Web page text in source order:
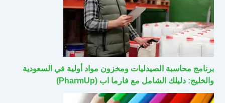
برنامج محاسبة الصيدليات ومخزون مواد أولية في السعودية
والخليج: دليلك الشامل مع فارما اب (PharmUp)